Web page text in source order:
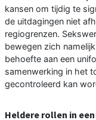
kansen om tijdig te
de uitdagingen niet
regiogrenzen.
bewegen zich
behoefte aan een
samenwerking in het
gecontroleerd kan
Heldere rollen in